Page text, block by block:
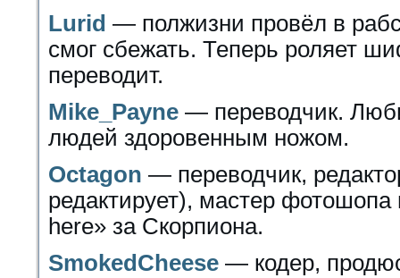
Lurid — полжизни провёл в
смог сбежать. Теперь роляет
переводит.
Mike_Payne — переводчик.
людей здоровенным ножом.
Octagon — переводчик,
редактирует), мастер фотошопа
here» за Скорпиона.
SmokedCheese — кодер,